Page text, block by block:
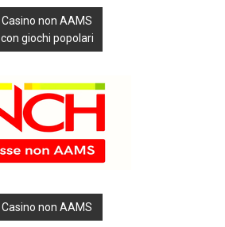
Casino non AAMS
con giochi popolari
Casino non AAMS